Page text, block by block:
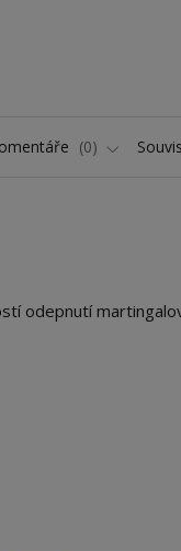
0
odepnutí